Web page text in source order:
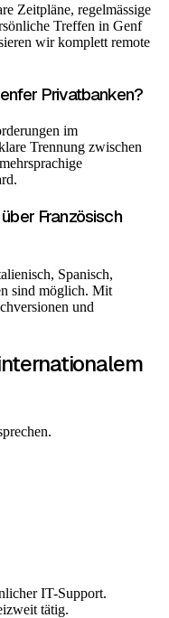
Zeitpläne, regelmässige
Treffen in Genf
wir komplett remote
Privatbanken?
im
Trennung zwischen
Französisch
Spanisch,
sind möglich. Mit
und
IT-Support.
tätig.